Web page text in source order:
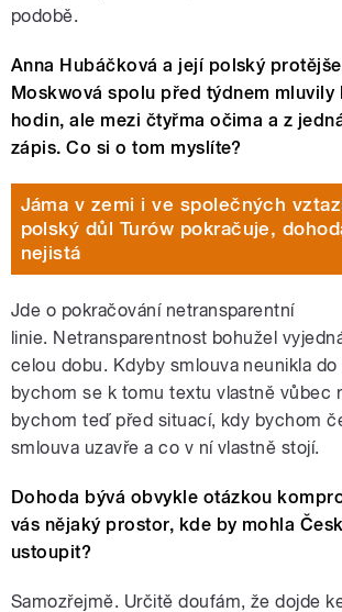
podobě.
Anna Hubáčková a její polský
Moskwová spolu před týdnem mluvily
hodin, ale mezi čtyřma očima a z
zápis. Co si o tom myslíte?
Jáma v zemi i ve společných
polský důl Turów pokračuje,
nejistá
Jde o pokračování netransparentní
linie. Netransparentnost bohužel
celou dobu. Kdyby smlouva neunikla
bychom se k tomu textu vlastně vůbec
bychom teď před situací, kdy bychom
smlouva uzavře a co v ní vlastně stojí.
Dohoda bývá obvykle otázkou
vás nějaký prostor, kde by mohla
ustoupit?
Samozřejmě. Určitě doufám, že dojde